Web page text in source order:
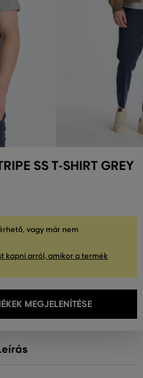
SS T-SHIRT GREY
vagy már nem
kapni arról, amikor a termék
MEGJELENÍTÉSE